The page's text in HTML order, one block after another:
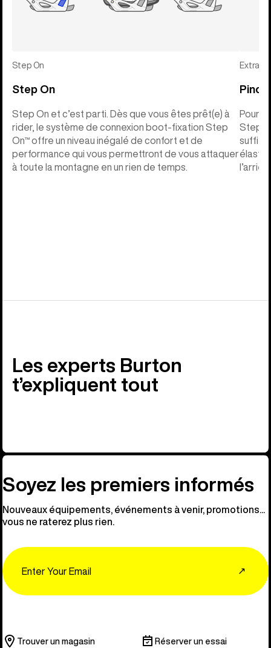
Step On
Step On
Step On et c’est parti. Dès que vous êtes prêt(e) à
rider, le système de connexion boot-fixation Step
On™ offre un niveau inégalé de confort et de
performance qui vous permettront de vous attaquer
à toute la montagne en un rien de temps.
Extras
Pour
Step
suffit
Les experts Burton
t’expliquent tout
Soyez les premiers informés
Nouveaux équipements, événements à venir, promotions...
vous ne raterez plus rien.
↗
Trouver un magasin Réserver un essai